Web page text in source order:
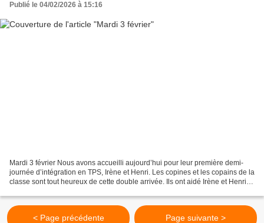
Publié le 04/02/2026 à 15:16
Mardi 3 février Nous avons accueilli aujourd’hui pour leur première demi-
journée d’intégration en TPS, Irène et Henri. Les copines et les copains de la
classe sont tout heureux de cette double arrivée. Ils ont aidé Irène et Henri à
< Page précédente Page suivante >